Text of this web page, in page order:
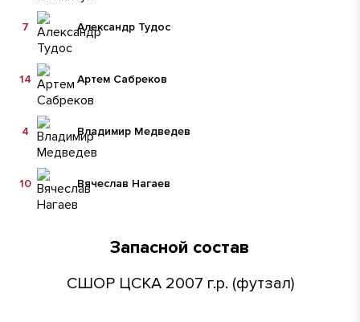
Александр Тудос
7
Артем Сабреков
14
Владимир Медведев
4
Вячеслав Нагаев
10
Запасной состав
СШОР ЦСКА 2007 г.р. (футзал)